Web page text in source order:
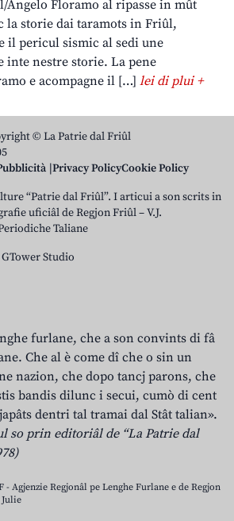
Angelo Floramo al ripasse in mût
la storie dai taramots in Friûl,
il pericul sismic al sedi une
inte nestre storie. La pene
e acompagne il […] lei di plui +
© La Patrie dal Friûl
Privacy PolicyCookie Policy
“Patrie dal Friûl”. I articui a son scrits in
uficiâl de Regjon Friûl – V.J.
Taliane
Studio
furlane, che a son convints di fâ
Che al è come dî che o sin un
nazion, che dopo tancj parons, che
bandis dilunc i secui, cumò di cent
dentri tal tramai dal Stât talian».
so prin editoriâl de “La Patrie dal
- Agjenzie Regjonâl pe Lenghe Furlane e de Regjon